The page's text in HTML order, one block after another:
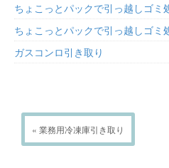
ちょこっとパックで引っ越しゴミ
ちょこっとパックで引っ越しゴミ
ガスコンロ引き取り
« 業務用冷凍庫引き取り